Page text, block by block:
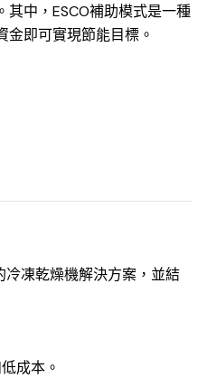
中，ESCO補助模式是一種
即可實現節能目標。
冷凍乾燥機解決方案，並結
成本。